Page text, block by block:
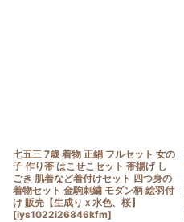
七五三 7歳 着物 正絹 フルセット 女の
子 作り帯 はこせこセット 帯揚げ し
ごき 肌着など着付けセット 四つ身の
着物セット 金駒刺繍 モダン柄 絵羽付
け 販売【生成りｘ水色、桜】
[iys1022i26846kfm]